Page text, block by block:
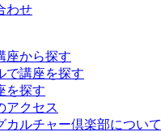
わせ
座から探す
で講座を探す
を探す
アクセス
カルチャー倶楽部について